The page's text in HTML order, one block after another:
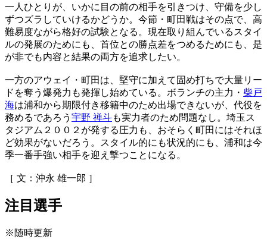
一人ひとりが、いかに目の前の相手を引きつけ、守備を少し
ずつズラしていけるかどうか。今節・町田戦はその点で、高
難易度ながら格好の試験となる。現在取り組んでいるスタイ
ルの発展のためにも、首位との勝点差をつめるためにも、是
が非でも内容と結果の両方を追求したい。
一方のアウェイ・町田は、堅守に加えて固め打ちで大量リー
ドを奪う爆発力も発揮し始めている。ボランチの主力・ 柴戸
海は浦和から期限付き移籍中のため出場できないが、代役を
務めるであろう 宇野 禅斗も実力者のため問題なし。埼玉ス
タジアム２００２が発する圧力も、おそらく町田にはそれほ
ど効果がないだろう。スタイル的にも状況的にも、浦和は今
季一番手強い相手を迎え撃つことになる。
［ 文：沖永 雄一郎 ］
注目選手
※随時更新